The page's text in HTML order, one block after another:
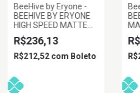
BeeHive by Eryone -
BEEHIVE BY ERYONE
HIGH SPEED MATTE
PLA AZUL MARINHO
1.75MM 1KG
R$236,13
R$212,52com Boleto